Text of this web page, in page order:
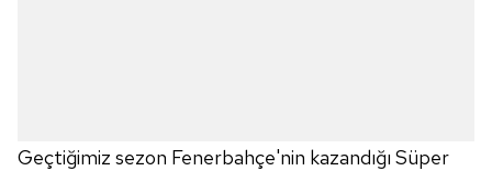
Geçtiğimiz sezon Fenerbahçe'nin kazandığı Süper